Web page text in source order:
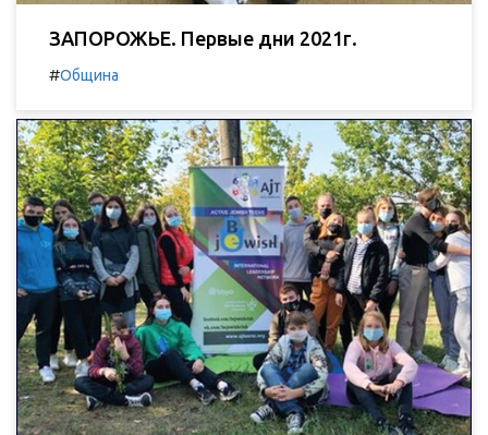
ЗАПОРОЖЬЕ. Первые дни 2021г.
#Община